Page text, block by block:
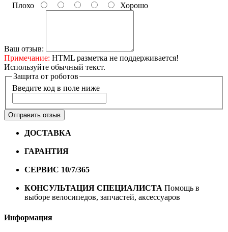
Плохо
Хорошо
Ваш отзыв:
Примечание: HTML разметка не поддерживается!
Используйте обычный текст.
Защита от роботов
Введите код в поле ниже
Отправить отзыв
ДОСТАВКА
ГАРАНТИЯ
СЕРВИС 10/7/365
КОНСУЛЬТАЦИЯ СПЕЦИАЛИСТА Помощь в
выборе велосипедов, запчастей, аксессуаров
Информация